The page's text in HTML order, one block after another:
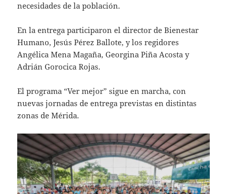
necesidades de la población.
En la entrega participaron el director de Bienestar
Humano, Jesús Pérez Ballote, y los regidores
Angélica Mena Magaña, Georgina Piña Acosta y
Adrián Gorocica Rojas.
El programa “Ver mejor” sigue en marcha, con
nuevas jornadas de entrega previstas en distintas
zonas de Mérida.